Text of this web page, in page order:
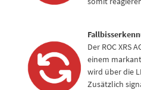
Der ROC XRS
einem
wird über die
Zusätzlich